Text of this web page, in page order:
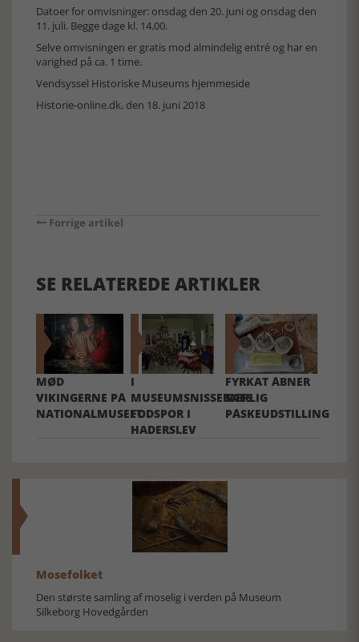
Datoer for omvisninger: onsdag den 20. juni og onsdag den
11. juli. Begge dage kl. 14.00.
Selve omvisningen er gratis mod almindelig entré og har en
varighed på ca. 1 time.
Vendsyssel Historiske Museums hjemmeside
Historie-online.dk, den 18. juni 2018
Forrige artikel
SE RELATEREDE ARTIKLER
MØD
VIKINGERNE PÅ
NATIONALMUSEET
I
MUSEUMSNISSERNES
FODSPOR I
HADERSLEV
FYRKAT ÅBNER
SÆRLIG
PÅSKEUDSTILLING
Mosefolket
Den største samling af moselig i verden på Museum
Silkeborg Hovedgården